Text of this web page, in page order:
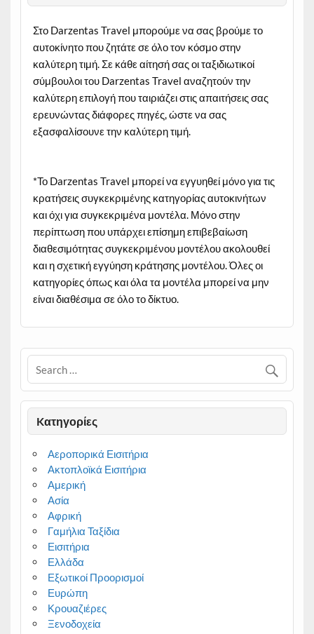
Στο Darzentas Travel μπορούμε να σας βρούμε το
αυτοκίνητο που ζητάτε σε όλο τον κόσμο στην
καλύτερη τιμή.Σε κάθε αίτησή σας οι ταξιδιωτικοί
σύμβουλοι του Darzentas Travel αναζητούν την
καλύτερη επιλογή που ταιριάζει στις απαιτήσεις σας
ερευνώντας διάφορες πηγές, ώστε να σας
εξασφαλίσουνε την καλύτερη τιμή.
*Το Darzentas Travel μπορεί να εγγυηθεί μόνο για τις
κρατήσεις συγκεκριμένης κατηγορίας αυτοκινήτων
και όχι για συγκεκριμένα μοντέλα. Μόνο στην
περίπτωση που υπάρχει επίσημη επιβεβαίωση
διαθεσιμότητας συγκεκριμένου μοντέλου ακολουθεί
και η σχετική εγγύηση κράτησης μοντέλου. Όλες οι
κατηγορίες όπως και όλα τα μοντέλα μπορεί να μην
είναι διαθέσιμα σε όλο το δίκτυο.
Kατηγορίες
Αεροπορικά Εισιτήρια
Ακτοπλοϊκά Εισιτήρια
Αμερική
Ασία
Αφρική
Γαμήλια Ταξίδια
Εισιτήρια
Ελλάδα
Εξωτικοί Προορισμοί
Ευρώπη
Κρουαζιέρες
Ξενοδοχεία